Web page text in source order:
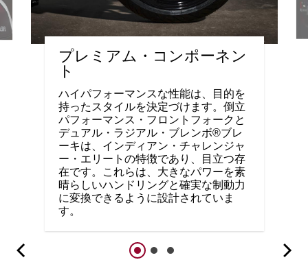
プレミアム・コンポーネン
ト
ハイパフォーマンスな性能は、目的を
持ったスタイルを決定づけます。倒立
パフォーマンス・フロントフォークと
デュアル・ラジアル・ブレンボ®ブレ
ーキは、インディアン・チャレンジャ
ー・エリートの特徴であり、目立つ存
在です。これらは、大きなパワーを素
晴らしいハンドリングと確実な制動力
に変換できるように設計されていま
す。